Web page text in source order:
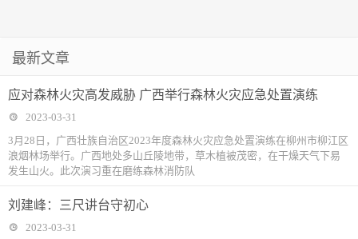
最新文章
应对森林火灾高发威胁 广西举行森林火灾应急处置演练
2023-03-31
3月28日，广西壮族自治区2023年度森林火灾应急处置演练在柳州市柳江区
浪烟林场举行。广西地处多山丘陵地带，草木植被茂密，在干燥天气下易
发生山火。此次演习重在磨练森林消防队
刘建峰：三尺讲台守初心
2023-03-31